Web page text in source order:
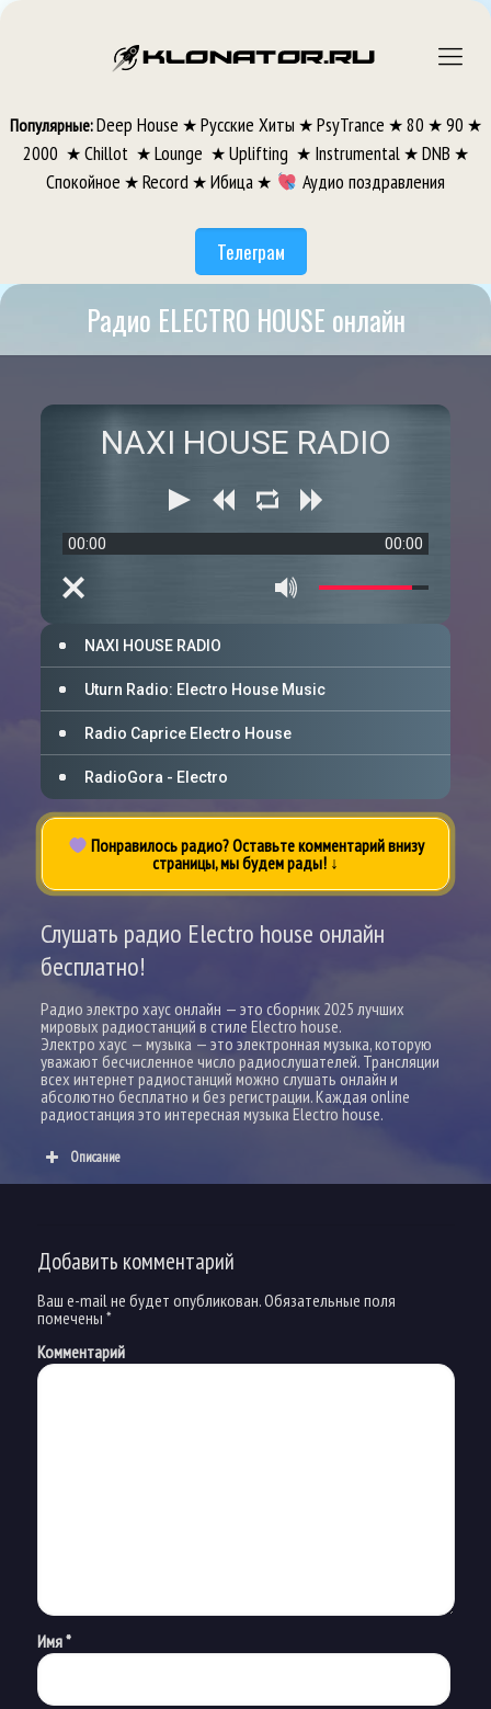
Популярные:Deep House ★ Русские Хиты ★ PsyTrance ★ 80 ★ 90 ★
2000 ★ Chillot ★ Lounge ★ Uplifting ★ Instrumental★ DNB ★
Спокойное ★Record ★Ибица ★ Аудио поздравления
Телеграм
Радио ELECTRO HOUSE онлайн
NAXI HOUSE RADIO
00:00 00:00
NAXI HOUSE RADIO
Uturn Radio: Electro House Music
Radio Caprice Electro House
RadioGora - Electro
Понравилось радио? Оставьте комментарий внизу
страницы, мы будем рады! ↓
Слушать радио Electro house онлайн
бесплатно!
Радио электро хаус онлайн — это сборник 2025 лучших
мировых радиостанций в стиле Electro house.
Электро хаус — музыка — это электронная музыка, которую
уважают бесчисленное число радиослушателей. Трансляции
всех интернет радиостанций можно слушать онлайн и
абсолютно бесплатно и без регистрации. Каждая online
радиостанция это интересная музыка Electro house.
Описание
Добавить комментарий
Ваш e-mail не будет опубликован.Обязательные поля
помечены *
Комментарий
Имя*